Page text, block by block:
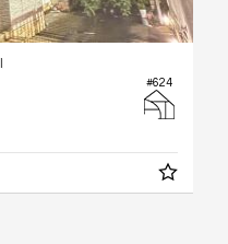
#624